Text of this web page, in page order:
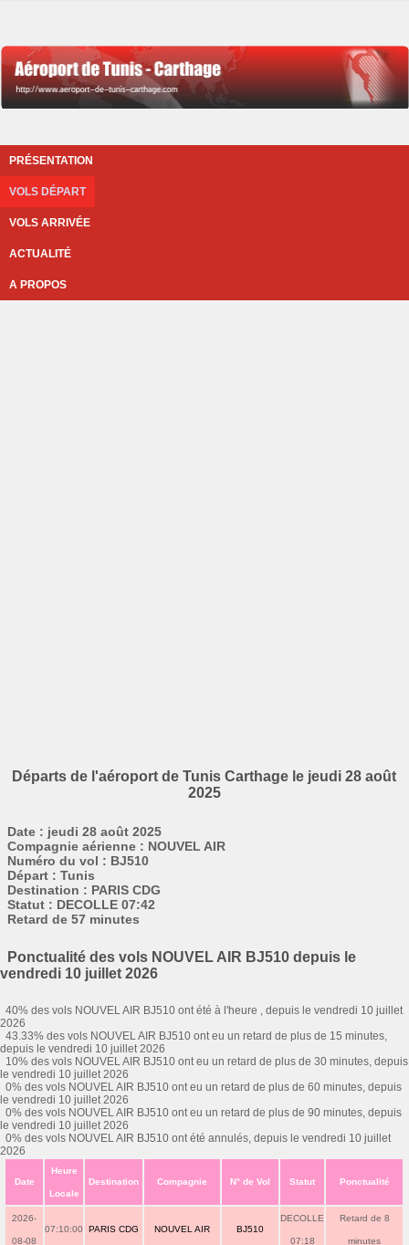
PRÉSENTATION
VOLS DÉPART
VOLS ARRIVÉE
ACTUALITÉ
A PROPOS
Départs de l'aéroport de Tunis Carthage le jeudi 28 août
2025
Date : jeudi 28 août 2025
Compagnie aérienne : NOUVEL AIR
Numéro du vol : BJ510
Départ : Tunis
Destination : PARIS CDG
Statut : DECOLLE 07:42
Retard de 57 minutes
Ponctualité des vols NOUVEL AIR BJ510 depuis le
vendredi 10 juillet 2026
40% des vols NOUVEL AIR BJ510 ont été à l'heure , depuis le vendredi 10 juillet
2026
43.33% des vols NOUVEL AIR BJ510 ont eu un retard de plus de 15 minutes,
depuis le vendredi 10 juillet 2026
10% des vols NOUVEL AIR BJ510 ont eu un retard de plus de 30 minutes, depuis
le vendredi 10 juillet 2026
0% des vols NOUVEL AIR BJ510 ont eu un retard de plus de 60 minutes, depuis
le vendredi 10 juillet 2026
0% des vols NOUVEL AIR BJ510 ont eu un retard de plus de 90 minutes, depuis
le vendredi 10 juillet 2026
0% des vols NOUVEL AIR BJ510 ont été annulés, depuis le vendredi 10 juillet
2026
Date
Heure
Locale
Destination Compagnie N° de Vol Statut Ponctualité
2026-
08-08
07:10:00 PARIS CDG NOUVEL AIR BJ510
DECOLLE
07:18
Retard de 8
minutes